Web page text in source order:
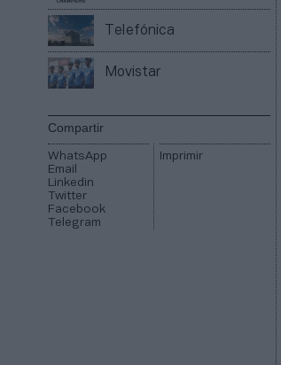
Telefónica
Movistar
Compartir
WhatsApp
Email
Linkedin
Twitter
Facebook
Telegram
Imprimir